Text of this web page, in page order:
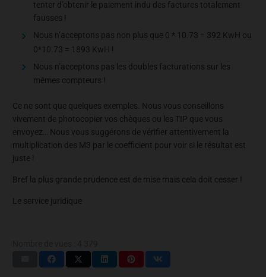
tenter d’obtenir le paiement indu des factures totalement
fausses !
Nous n’acceptons pas non plus que 0 * 10.73 = 392 KwH ou
0*10.73 = 1893 KwH !
Nous n’acceptons pas les doubles facturations sur les
mêmes compteurs !
Ce ne sont que quelques exemples. Nous vous conseillons
vivement de photocopier vos chèques ou les TIP que vous
envoyez… Nous vous suggérons de vérifier attentivement la
multiplication des M3 par le coefficient pour voir si le résultat est
juste !
Bref la plus grande prudence est de mise mais cela doit cesser !
Le service juridique